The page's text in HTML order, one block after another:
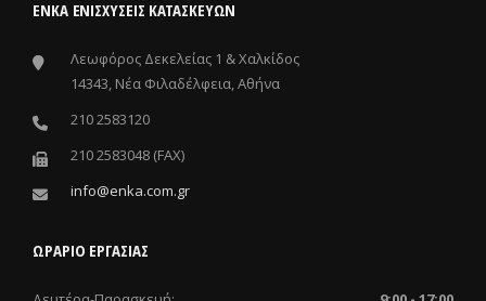
ΕΝΚΑ ΕΝΙΣΧΎΣΕΙΣ ΚΑΤΑΣΚΕΥΏΝ
Λεωφόρος Δεκελείας 1 & Χαλκίδος
14343, Νέα Φιλαδέλφεια, Αθήνα
210 2583120
210 2583048 (FAX)
info@enka.com.gr
ΩΡΑΡΙΟ ΕΡΓΑΣΙΑΣ